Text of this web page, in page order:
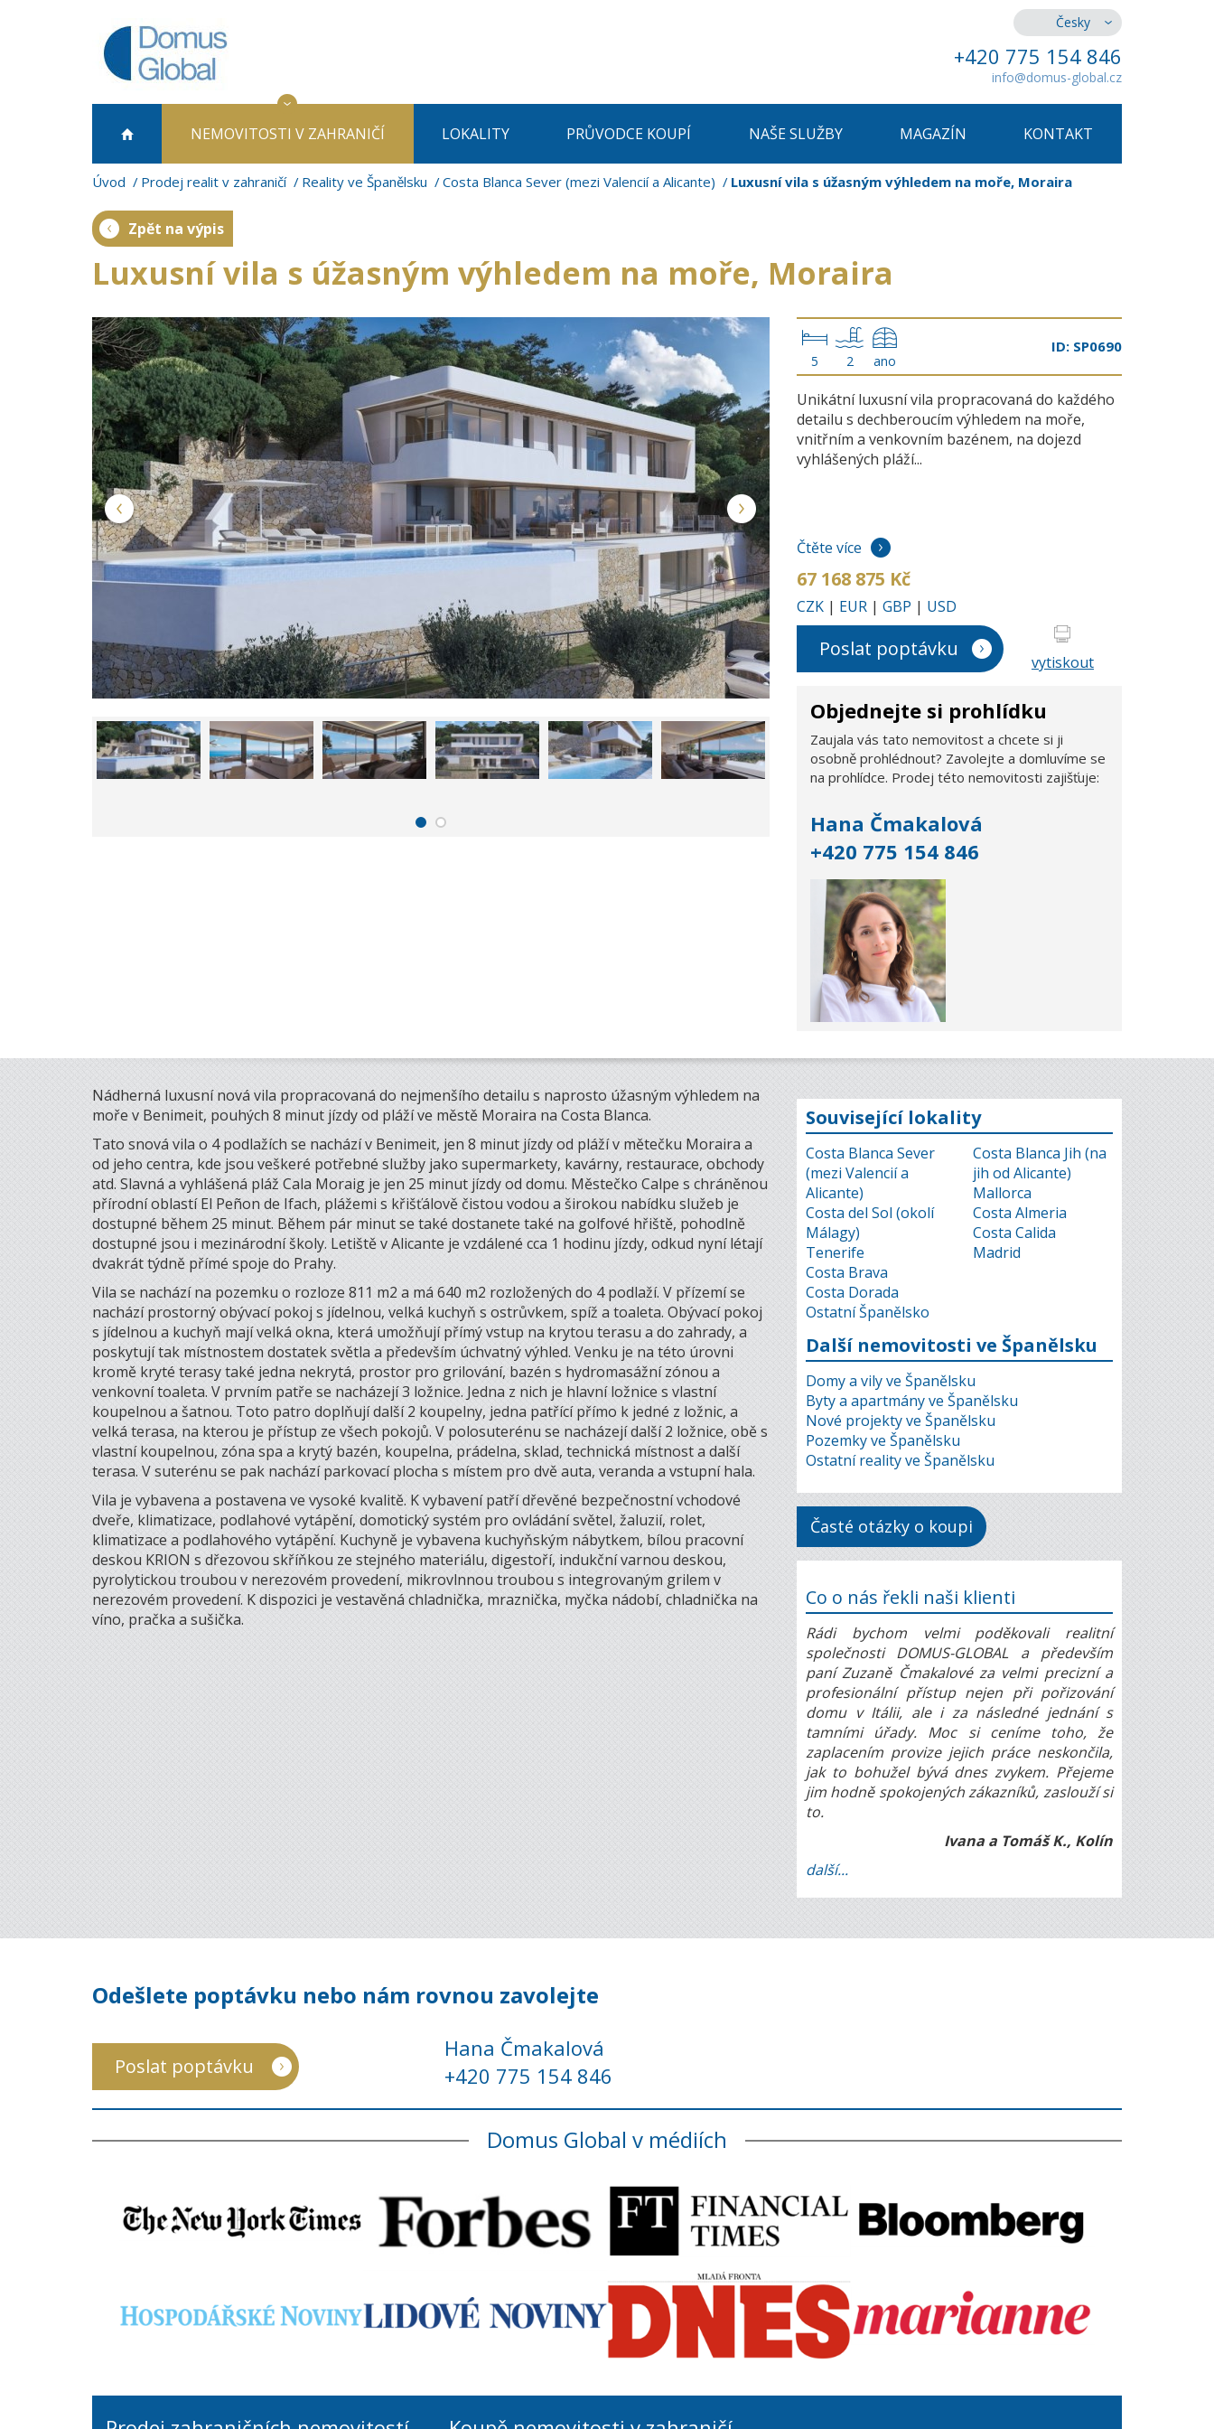
Česky
+420 775 154 846
info@domus-global.cz
NEMOVITOSTI V ZAHRANIČÍ LOKALITY PRŮVODCE KOUPÍ NAŠE SLUŽBY MAGAZÍN KONTAKT
Úvod Prodej realit v zahraničí Reality ve Španělsku Costa Blanca Sever (mezi Valencií a Alicante) Luxusní vila s úžasným výhledem na moře, Moraira
Zpět na výpis
Luxusní vila s úžasným výhledem na moře, Moraira
5 2 ano
ID: SP0690
Unikátní luxusní vila propracovaná do každého
detailu s dechberoucím výhledem na moře,
vnitřním a venkovním bazénem, na dojezd
vyhlášených pláží...
Čtěte více
67 168 875 Kč
CZK | EUR | GBP | USD
Poslat poptávku
vytiskout
Objednejte si prohlídku
Zaujala vás tato nemovitost a chcete si ji
osobně prohlédnout? Zavolejte a domluvíme se
na prohlídce. Prodej této nemovitosti zajišťuje:
Hana Čmakalová
+420 775 154 846
Nádherná luxusní nová vila propracovaná do nejmenšího detailu s naprosto úžasným výhledem na
moře v Benimeit, pouhých 8 minut jízdy od pláží ve městě Moraira na Costa Blanca.
Tato snová vila o 4 podlažích se nachází v Benimeit, jen 8 minut jízdy od pláží v mětečku Moraira a
od jeho centra, kde jsou veškeré potřebné služby jako supermarkety, kavárny, restaurace, obchody
atd. Slavná a vyhlášená pláž Cala Moraig je jen 25 minut jízdy od domu. Městečko Calpe s chráněnou
přírodní oblastí El Peñon de Ifach, plážemi s křišťálově čistou vodou a širokou nabídku služeb je
dostupné během 25 minut. Během pár minut se také dostanete také na golfové hřiště, pohodlně
dostupné jsou i mezinárodní školy. Letiště v Alicante je vzdálené cca 1 hodinu jízdy, odkud nyní létají
dvakrát týdně přímé spoje do Prahy.
Vila se nachází na pozemku o rozloze 811 m2 a má 640 m2 rozložených do 4 podlaží. V přízemí se
nachází prostorný obývací pokoj s jídelnou, velká kuchyň s ostrůvkem, spíž a toaleta. Obývací pokoj
s jídelnou a kuchyň mají velká okna, která umožňují přímý vstup na krytou terasu a do zahrady, a
poskytují tak místnostem dostatek světla a především úchvatný výhled. Venku je na této úrovni
kromě kryté terasy také jedna nekrytá, prostor pro grilování, bazén s hydromasážní zónou a
venkovní toaleta. V prvním patře se nacházejí 3 ložnice. Jedna z nich je hlavní ložnice s vlastní
koupelnou a šatnou. Toto patro doplňují další 2 koupelny, jedna patřící přímo k jedné z ložnic, a
velká terasa, na kterou je přístup ze všech pokojů. V polosuterénu se nacházejí další 2 ložnice, obě s
vlastní koupelnou, zóna spa a krytý bazén, koupelna, prádelna, sklad, technická místnost a další
terasa. V suterénu se pak nachází parkovací plocha s místem pro dvě auta, veranda a vstupní hala.
Vila je vybavena a postavena ve vysoké kvalitě. K vybavení patří dřevěné bezpečnostní vchodové
dveře, klimatizace, podlahové vytápění, domotický systém pro ovládání světel, žaluzií, rolet,
klimatizace a podlahového vytápění. Kuchyně je vybavena kuchyňským nábytkem, bílou pracovní
deskou KRION s dřezovou skříňkou ze stejného materiálu, digestoří, indukční varnou deskou,
pyrolytickou troubou v nerezovém provedení, mikrovlnnou troubou s integrovaným grilem v
nerezovém provedení. K dispozici je vestavěná chladnička, mraznička, myčka nádobí, chladnička na
víno, pračka a sušička.
Související lokality
Costa Blanca Sever
(mezi Valencií a
Alicante)
Costa del Sol (okolí
Málagy)
Tenerife
Costa Brava
Costa Dorada
Ostatní Španělsko
Costa Blanca Jih (na
jih od Alicante)
Mallorca
Costa Almeria
Costa Calida
Madrid
Další nemovitosti ve Španělsku
Domy a vily ve Španělsku
Byty a apartmány ve Španělsku
Nové projekty ve Španělsku
Pozemky ve Španělsku
Ostatní reality ve Španělsku
Časté otázky o koupi
Co o nás řekli naši klienti
Rádi bychom velmi poděkovali realitní
společnosti DOMUS-GLOBAL a především
paní Zuzaně Čmakalové za velmi precizní a
profesionální přístup nejen při pořizování
domu v Itálii, ale i za následné jednání s
tamními úřady. Moc si ceníme toho, že
zaplacením provize jejich práce neskončila,
jak to bohužel bývá dnes zvykem. Přejeme
jim hodně spokojených zákazníků, zaslouží si
to.
Ivana a Tomáš K., Kolín
další...
Odešlete poptávku nebo nám rovnou zavolejte
Poslat poptávku
Hana Čmakalová
+420 775 154 846
Domus Global v médiích